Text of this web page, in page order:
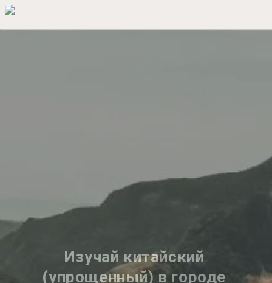
Изучай китайский
(упрощенный) в городе